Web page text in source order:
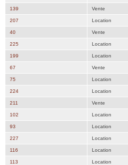
139 Vente
207 Location
40 Vente
225 Location
199 Location
67 Vente
75 Location
224 Location
211 Vente
102 Location
93 Location
227 Location
116 Location
113 Location